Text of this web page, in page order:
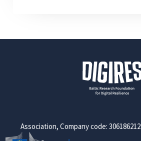
Association, Company code: 306186212